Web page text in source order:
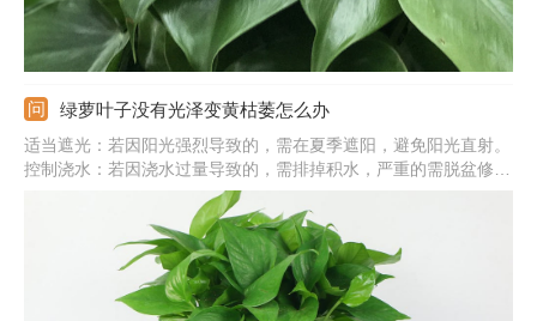
绿萝叶子没有光泽变黄枯萎怎么办
适当遮光：若因阳光强烈导致的，需在夏季遮阳，避免阳光直射。
控制浇水：若因浇水过量导致的，需排掉积水，严重的需脱盆修剪
烂根。稀释余肥：若因施肥太多导致的，需浇水稀释余肥，严重的
要更换新的土壤。调整温度：若因温度太低导致的，需在冬季注意
保温，过冬温度应在10℃以上。